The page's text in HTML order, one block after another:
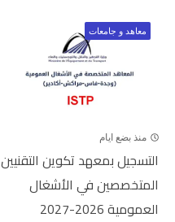
معاهد و جامعات
منذ بضع ايام
التسجيل بمعهد تكوين التقنيين
المتخصصين في الأشغال
العمومية 2026-2027